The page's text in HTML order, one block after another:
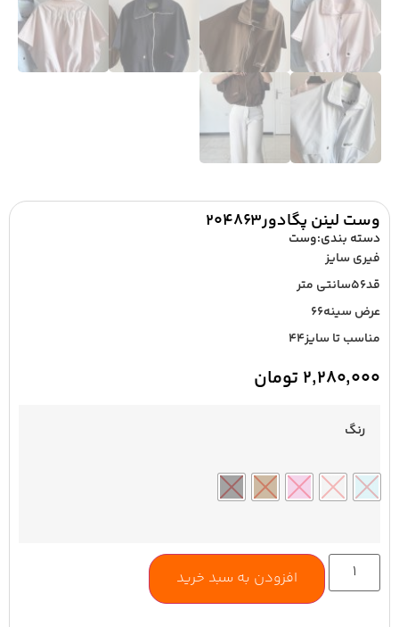
وست لینن پگادور۲۰۴۸۶۳
دسته بندی:وست
فیری سایز
قد۵۶سانتی متر
عرض سینه۶۶
مناسب تا سایز۴۴
۲,۲۸۰,۰۰۰ تومان
رنگ
افزودن به سبد خرید